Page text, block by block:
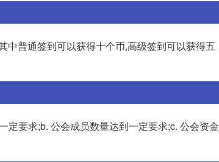
中普通签到可以获得十个币,高级签到可以获得五
定要求;b. 公会成员数量达到一定要求;c. 公会资金